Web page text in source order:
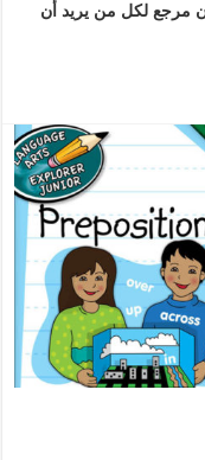
مرجع لكل من يريد أن